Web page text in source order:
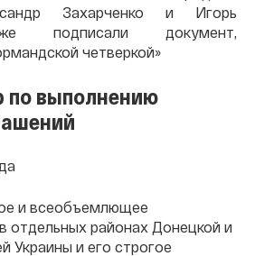
Захарченко и Игорь
подписали документ,
четверкой»
по выполнению
и всеобъемлющее
отдельных районах Донецкой и
Украины и его строгое